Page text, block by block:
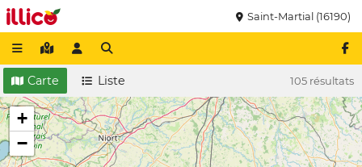
Saint-Martial (16190)
105 résultats
Carte Liste
+
−